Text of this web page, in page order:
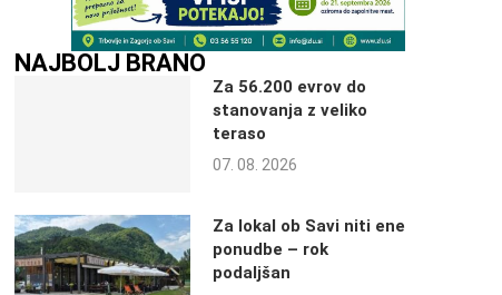
NAJBOLJ BRANO
Za 56.200 evrov do
stanovanja z veliko
teraso
07. 08. 2026
Za lokal ob Savi niti ene
ponudbe – rok
podaljšan